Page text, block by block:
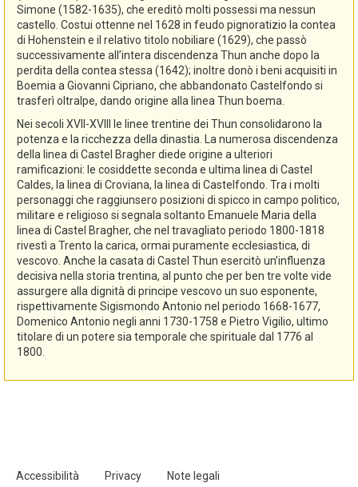
Simone (1582-1635), che ereditò molti possessi ma nessun
castello. Costui ottenne nel 1628 in feudo pignoratizio la contea
di Hohenstein e il relativo titolo nobiliare (1629), che passò
successivamente all’intera discendenza Thun anche dopo la
perdita della contea stessa (1642); inoltre donò i beni acquisiti in
Boemia a Giovanni Cipriano, che abbandonato Castelfondo si
trasferì oltralpe, dando origine alla linea Thun boema.
Nei secoli XVII-XVIII le linee trentine dei Thun consolidarono la
potenza e la ricchezza della dinastia. La numerosa discendenza
della linea di Castel Bragher diede origine a ulteriori
ramificazioni: le cosiddette seconda e ultima linea di Castel
Caldes, la linea di Croviana, la linea di Castelfondo. Tra i molti
personaggi che raggiunsero posizioni di spicco in campo politico,
militare e religioso si segnala soltanto Emanuele Maria della
linea di Castel Bragher, che nel travagliato periodo 1800-1818
rivestì a Trento la carica, ormai puramente ecclesiastica, di
vescovo. Anche la casata di Castel Thun esercitò un’influenza
decisiva nella storia trentina, al punto che per ben tre volte vide
assurgere alla dignità di principe vescovo un suo esponente,
rispettivamente Sigismondo Antonio nel periodo 1668-1677,
Domenico Antonio negli anni 1730-1758 e Pietro Vigilio, ultimo
titolare di un potere sia temporale che spirituale dal 1776 al
1800.
Accessibilità Privacy Note legali